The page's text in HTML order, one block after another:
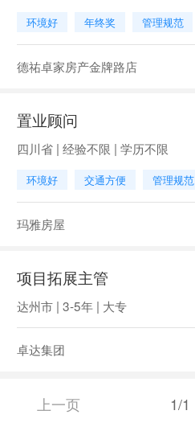
环境好 年终奖 管理规范
德祐卓家房产金牌路店
置业顾问
四川省 | 经验不限 | 学历不限
环境好 交通方便 管理规范
玛雅房屋
项目拓展主管
达州市 | 3-5年 | 大专
卓达集团
上一页 1/1